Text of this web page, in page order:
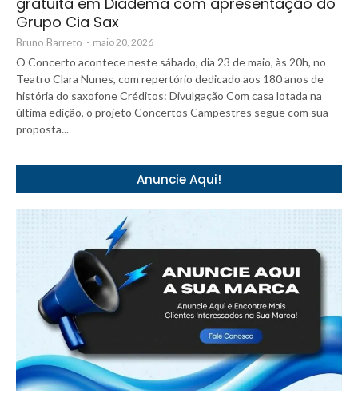
Grupo Cia Sax
Bruno Barreto - maio 20, 2026
O Concerto acontece neste sábado, dia 23 de maio, às 20h, no
Teatro Clara Nunes, com repertório dedicado aos 180 anos de
história do saxofone Créditos: Divulgação Com casa lotada na
última edição, o projeto Concertos Campestres segue com sua
proposta...
Anuncie Aqui!